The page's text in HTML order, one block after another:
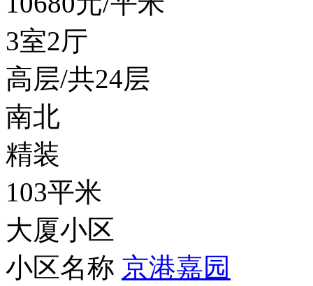
3室2厅
高层/共24层
南北
精装
103平米
大厦小区
小区名称 京港嘉园